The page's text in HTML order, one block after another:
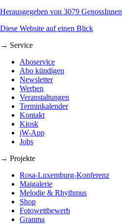
Herausgegeben von 3079 GenossInnen
Diese Website auf einen Blick
→ Service
Aboservice
Abo kündigen
Newsletter
Werben
Veranstaltungen
Terminkalender
Kontakt
Kiosk
jW-App
Jobs
→ Projekte
Rosa-Luxemburg-Konferenz
Maigalerie
Melodie & Rhythmus
Shop
Fotowettbewerb
Granma